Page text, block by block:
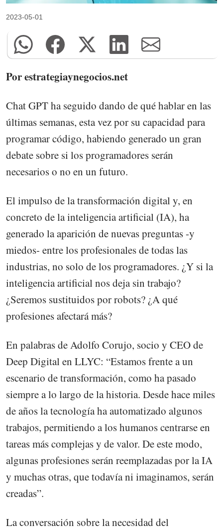
2023-05-01
Por estrategiaynegocios.net
Chat GPT ha seguido dando de qué hablar en las
últimas semanas, esta vez por su capacidad para
programar código, habiendo generado un gran
debate sobre si los programadores serán
necesarios o no en un futuro.
El impulso de la transformación digital y, en
concreto de la inteligencia artificial (IA), ha
generado la aparición de nuevas preguntas -y
miedos- entre los profesionales de todas las
industrias, no solo de los programadores. ¿Y si la
inteligencia artificial nos deja sin trabajo?
¿Seremos sustituidos por robots? ¿A qué
profesiones afectará más?
En palabras de Adolfo Corujo, socio y CEO de
Deep Digital en LLYC: “Estamos frente a un
escenario de transformación, como ha pasado
siempre a lo largo de la historia. Desde hace miles
de años la tecnología ha automatizado algunos
trabajos, permitiendo a los humanos centrarse en
tareas más complejas y de valor. De este modo,
algunas profesiones serán reemplazadas por la IA
y muchas otras, que todavía ni imaginamos, serán
creadas”.
La conversación sobre la necesidad del